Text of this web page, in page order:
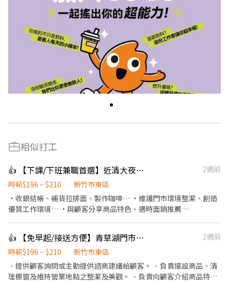
相似打工
👍 【下課/下班兼職首選】近清大夜市7-11孟竹門市 晚班動茲動夥伴⁠
2週前
時薪$196 ~ $210
新竹市東區
·收銀結帳、補貨拉排面、製作咖啡… ·維護門市環境整潔、創造
優質工作環境… ·與顧客分享商品特色、適時面銷推薦…
👍 【免早起/接送方便】青草湖門市10-18點舒適中班夥伴！(近青草湖國小)⁠
2週前
時薪$196 ~ $210
新竹市東區
．提供顧客詢問或主動提供諮商建議給顧客。 ．負責擺設商品、清
理櫥窗及維持營業地點之整潔及美觀。 ．負責向顧客介紹商品特